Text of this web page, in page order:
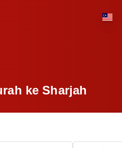
ke Sharjah